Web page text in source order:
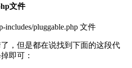
文件
pluggable.php 文件
，但是都在说找到下面的这段代
即可：